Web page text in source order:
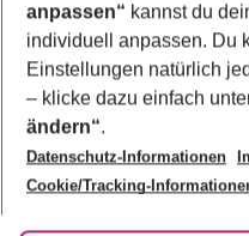
Footer
Footer navigation
Über uns
AGB
Bestpreisgarantie
Cookie-Einstellungen
Cookie-Richtlinie
Agenturbetreuung
Barrierefreies Reisen
Folge uns
anpassen“ kannst du
individuell anpassen. Du
Einstellungen natürlich
– klicke dazu einfach
ändern“.
Datenschutz-Informationen
Cookie/Tracking-